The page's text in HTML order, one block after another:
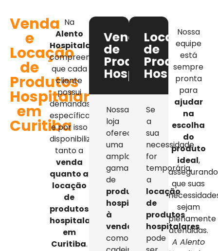
Venda
e
Locação
de
Produtos
Hospitalares
em
Curitiba
Na
Alento
Hospitalar
compreendemos
que cada
cliente
possui
demandas
específicas,
e por isso
disponibilizamos
tanto a
venda
quanto a
locação
de
produtos
hospitalares
em
Curitiba.
Venda
de
Produtos
Hospitalares
Nossa
loja
oferece
uma
ampla
gama
de
produtos
hospitalares
à
venda
como
Locação
de
Produtos
Se
a
sua
necessidade
for
temporária,
a
locação
de
produtos
hospitalares
pode
Nossa
equipe
está
sempre
pronta
para
ajudar
na
escolha
do
produto
ideal,
assegurando
que suas
sejam
plenamente
atendidas.
A Alento